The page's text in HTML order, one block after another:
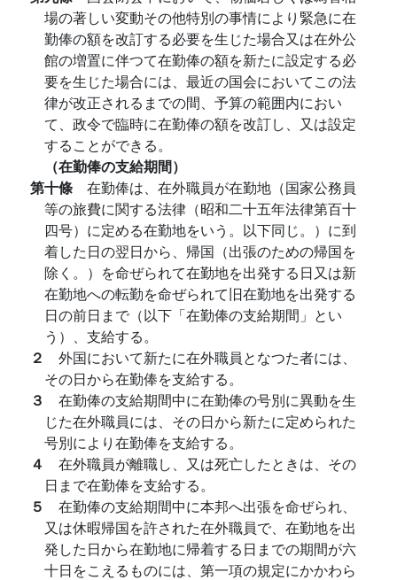
場の著しい変動その他特別の事情により緊急に在
勤俸の額を改訂する必要を生じた場合又は在外公
館の増置に伴つて在勤俸の額を新たに設定する必
要を生じた場合には、最近の国会においてこの法
律が改正されるまでの間、予算の範囲内におい
て、政令で臨時に在勤俸の額を改訂し、又は設定
することができる。
（在勤俸の支給期間）
第十條 在勤俸は、在外職員が在勤地（国家公務員
等の旅費に関する法律（昭和二十五年法律第百十
四号）に定める在勤地をいう。以下同じ。）に到
着した日の翌日から、帰国（出張のための帰国を
除く。）を命ぜられて在勤地を出発する日又は新
在勤地への転勤を命ぜられて旧在勤地を出発する
日の前日まで（以下「在勤俸の支給期間」とい
う）、支給する。
２ 外国において新たに在外職員となつた者には、
その日から在勤俸を支給する。
３ 在勤俸の支給期間中に在勤俸の号別に異動を生
じた在外職員には、その日から新たに定められた
号別により在勤俸を支給する。
４ 在外職員が離職し、又は死亡したときは、その
日まで在勤俸を支給する。
５ 在勤俸の支給期間中に本邦へ出張を命ぜられ、
又は休暇帰国を許された在外職員で、在勤地を出
発した日から在勤地に帰着する日までの期間が六
十日をこえるものには、第一項の規定にかかわら